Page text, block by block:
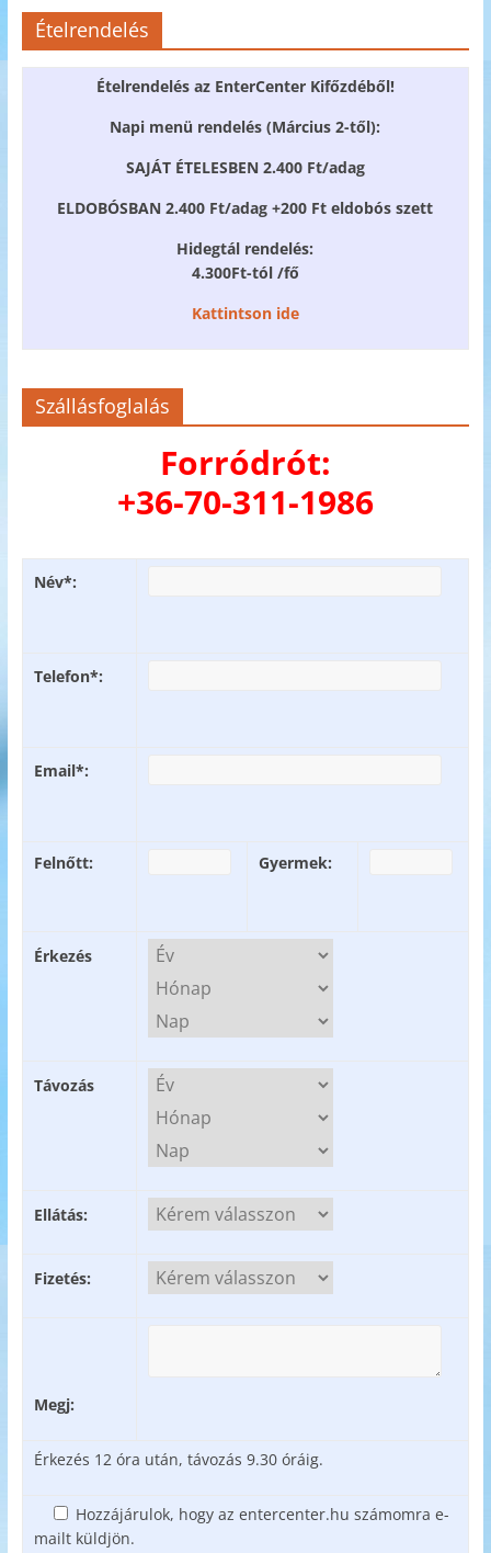
Ételrendelés
Ételrendelés az EnterCenter Kifőzdéből!
Napi menü rendelés (Március 2-től):
SAJÁT ÉTELESBEN 2.400 Ft/adag
ELDOBÓSBAN 2.400 Ft/adag +200 Ft eldobós szett
Hidegtál rendelés:
4.300Ft-tól /fő
Kattintson ide
Szállásfoglalás
Forródrót:
+36-70-311-1986
Név*:
Telefon*:
Email*:
Felnőtt: Gyermek:
Érkezés
Távozás
Ellátás:
Fizetés:
Megj:
Érkezés 12 óra után, távozás 9.30 óráig.
Hozzájárulok, hogy az entercenter.hu számomra e-
mailt küldjön.